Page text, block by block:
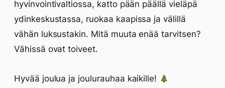
hyvinvointivaltiossa, katto pään päällä vieläpä
ydinkeskustassa, ruokaa kaapissa ja välillä
vähän luksustakin. Mitä muuta enää tarvitsen?
Vähissä ovat toiveet.
Hyvää joulua ja joulurauhaa kaikille!